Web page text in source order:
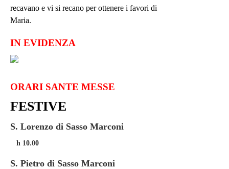
recavano e vi si recano per ottenere i favori di
Maria.
IN EVIDENZA
ORARI SANTE MESSE
FESTIVE
S. Lorenzo di Sasso Marconi
h 10.00
S. Pietro di Sasso Marconi